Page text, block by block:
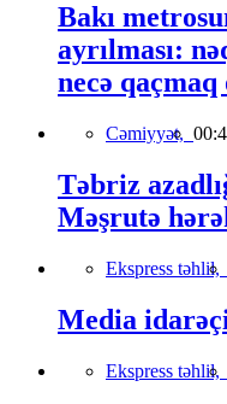
Bakı
ayrılması:
necə
Cəmiyyət,
Təbriz
Məşrutə
Ekspress təhlil,
Media
Ekspress təhlil,